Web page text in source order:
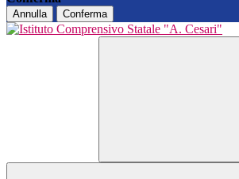
Annulla Conferma